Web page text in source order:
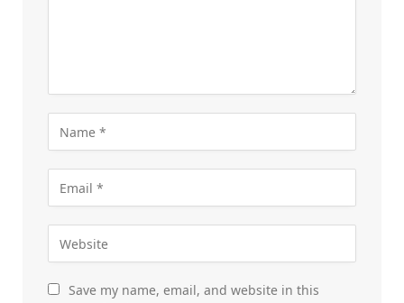
Save my name, email, and website in this